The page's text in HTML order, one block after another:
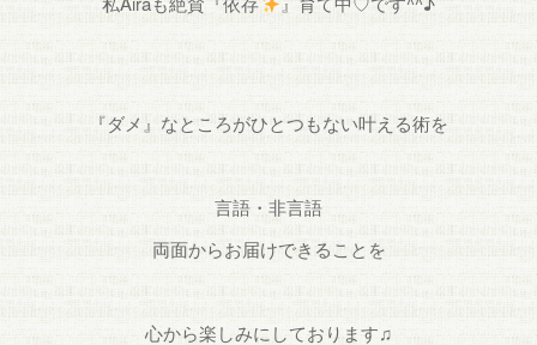
『ダメ』なところがひとつもない叶える術を
言語・非言語
両面からお届けできることを
心から楽しみにしております♫